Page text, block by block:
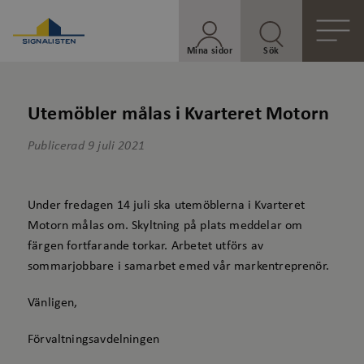
Mina sidor Sök
Utemöbler målas i Kvarteret Motorn
Publicerad 9 juli 2021
Under fredagen 14 juli ska utemöblerna i Kvarteret
Motorn målas om. Skyltning på plats meddelar om
färgen fortfarande torkar. Arbetet utförs av
sommarjobbare i samarbet emed vår markentreprenör.
Vänligen,
Förvaltningsavdelningen